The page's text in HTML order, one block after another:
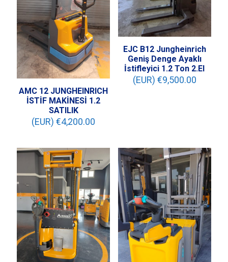
AMC 12 JUNGHEINRICH
İSTİF MAKİNESİ 1.2
SATILIK
(EUR) €4,200.00
EJC B12 Jungheinrich
Geniş Denge Ayaklı
İstifleyici 1.2 Ton 2.El
(EUR) €9,500.00